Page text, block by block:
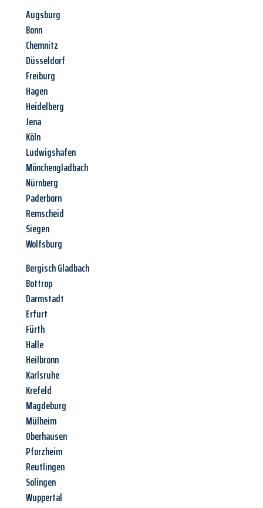
Augsburg
Bonn
Chemnitz
Düsseldorf
Freiburg
Hagen
Heidelberg
Jena
Köln
Ludwigshafen
Mönchengladbach
Nürnberg
Paderborn
Remscheid
Siegen
Wolfsburg
Bergisch Gladbach
Bottrop
Darmstadt
Erfurt
Fürth
Halle
Heilbronn
Karlsruhe
Krefeld
Magdeburg
Mülheim
Oberhausen
Pforzheim
Reutlingen
Solingen
Wuppertal